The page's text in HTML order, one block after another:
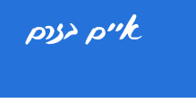
איים בזרם